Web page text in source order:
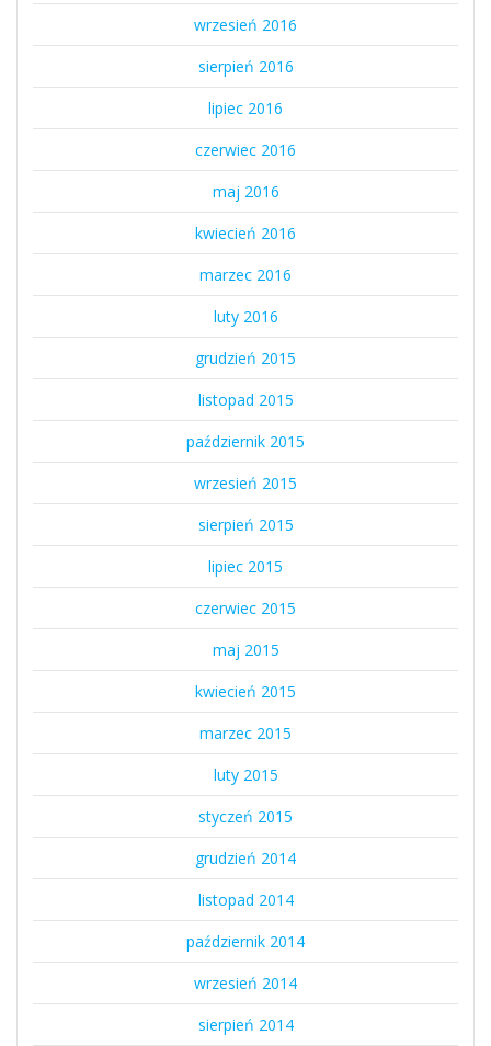
wrzesień 2016
sierpień 2016
lipiec 2016
czerwiec 2016
maj 2016
kwiecień 2016
marzec 2016
luty 2016
grudzień 2015
listopad 2015
październik 2015
wrzesień 2015
sierpień 2015
lipiec 2015
czerwiec 2015
maj 2015
kwiecień 2015
marzec 2015
luty 2015
styczeń 2015
grudzień 2014
listopad 2014
październik 2014
wrzesień 2014
sierpień 2014